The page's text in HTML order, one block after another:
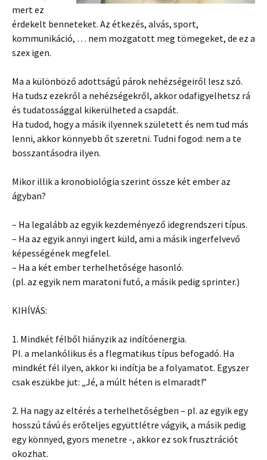
mert ez
érdekelt benneteket. Az étkezés, alvás, sport,
kommunikáció, … nem mozgatott meg tömegeket, de ez a
szex igen.
Ma a különböző adottságú párok nehézségeiről lesz szó.
Ha tudsz ezekről a nehézségekről, akkor odafigyelhetsz rá
és tudatossággal kikerülheted a csapdát.
Ha tudod, hogy a másik ilyennek született és nem tud más
lenni, akkor könnyebb őt szeretni. Tudni fogod: nem a te
bosszantásodra ilyen.
Mikor illik a kronobiológia szerint össze két ember az
ágyban?
– Ha legalább az egyik kezdeményező idegrendszeri típus.
– Ha az egyik annyi ingert küld, ami a másik ingerfelvevő
képességének megfelel.
– Ha a két ember terhelhetősége hasonló.
(pl. az egyik nem maratoni futó, a másik pedig sprinter.)
KIHÍVÁS:
1. Mindkét félből hiányzik az indítóenergia.
Pl. a melankólikus és a flegmatikus típus befogadó. Ha
mindkét fél ilyen, akkor ki indítja be a folyamatot. Egyszer
csak eszükbe jut: „Jé, a múlt héten is elmaradt!”
2. Ha nagy az eltérés a terhelhetőségben – pl. az egyik egy
hosszú távú és erőteljes együttlétre vágyik, a másik pedig
egy könnyed, gyors menetre -, akkor ez sok frusztrációt
okozhat.